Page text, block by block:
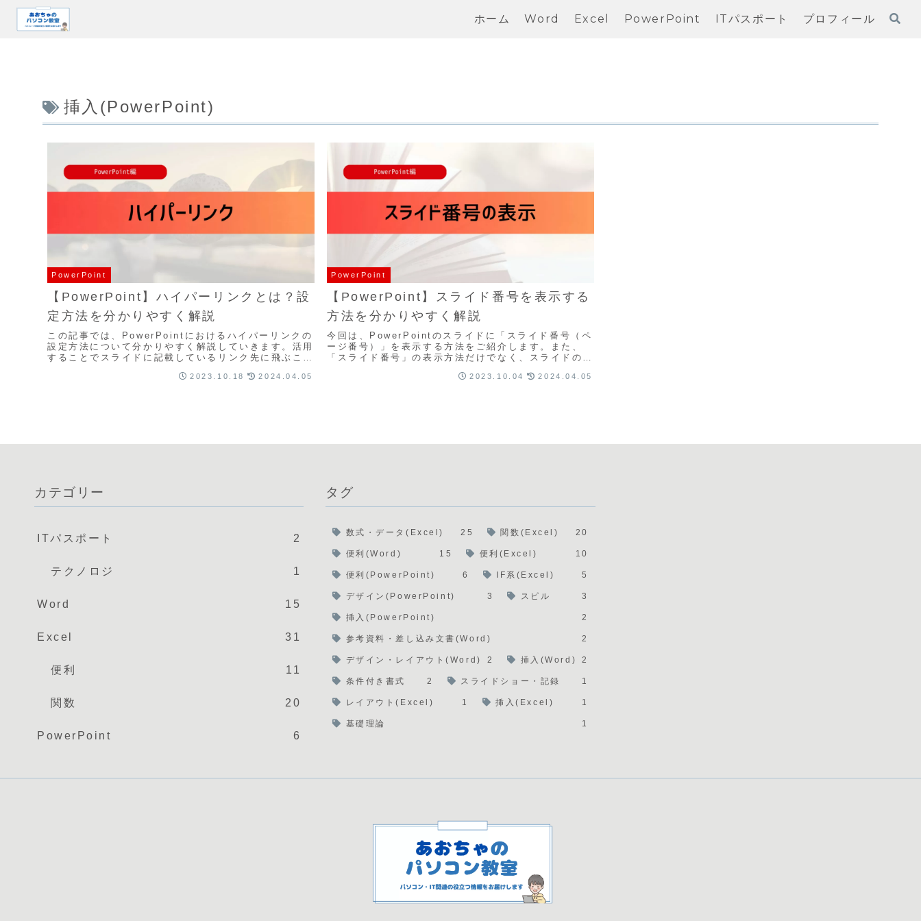
ホーム Word Excel PowerPoint ITパスポート プロフィール
挿入(PowerPoint)
PowerPoint
【PowerPoint】ハイパーリンクとは？設
定方法を分かりやすく解説
この記事では、PowerPointにおけるハイパーリンクの
設定方法について分かりやすく解説していきます。活用
することでスライドに記載しているリンク先に飛ぶこと
2023.10.18 2024.04.05
PowerPoint
【PowerPoint】スライド番号を表示する
方法を分かりやすく解説
今回は、PowerPointのスライドに「スライド番号（ペ
ージ番号）」を表示する方法をご紹介します。また、
「スライド番号」の表示方法だけでなく、スライドの開
2023.10.04 2024.04.05
カテゴリー
ITパスポート 2
テクノロジ 1
Word 15
Excel 31
便利 11
関数 20
PowerPoint 6
タグ
数式・データ(Excel) 25 関数(Excel) 20
便利(Word) 15 便利(Excel) 10
便利(PowerPoint) 6 IF系(Excel) 5
デザイン(PowerPoint) 3 スピル 3
挿入(PowerPoint) 2
参考資料・差し込み文書(Word) 2
デザイン・レイアウト(Word) 2 挿入(Word) 2
条件付き書式 2 スライドショー・記録 1
レイアウト(Excel) 1 挿入(Excel) 1
基礎理論 1